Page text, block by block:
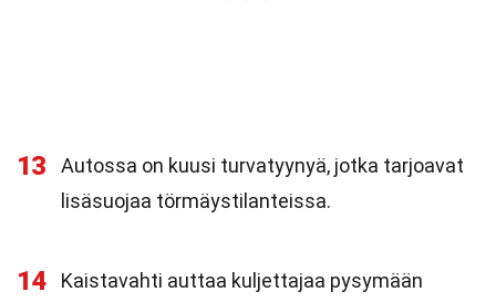
13
Autossa on kuusi turvatyynyä, jotka tarjoavat
lisäsuojaa törmäystilanteissa.
14
Kaistavahti auttaa kuljettajaa pysymään